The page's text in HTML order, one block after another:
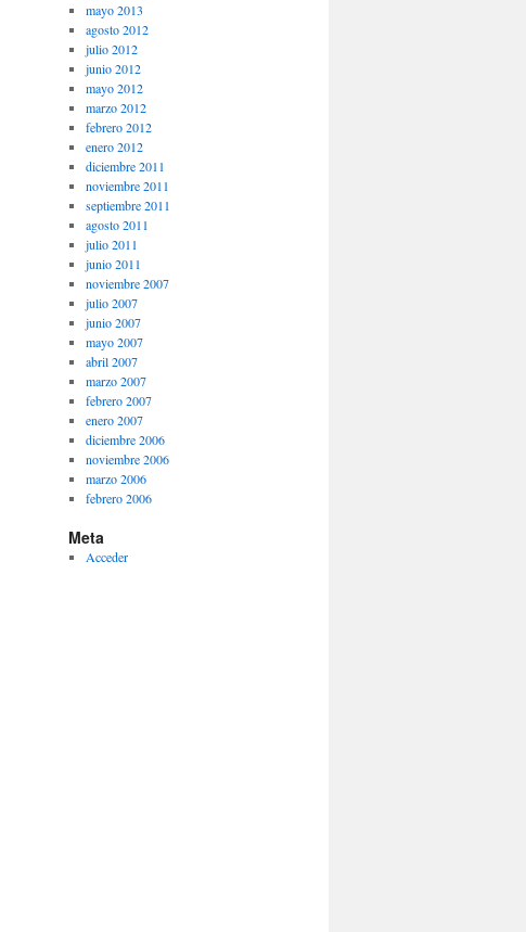
mayo 2013
agosto 2012
julio 2012
junio 2012
mayo 2012
marzo 2012
febrero 2012
enero 2012
diciembre 2011
noviembre 2011
septiembre 2011
agosto 2011
julio 2011
junio 2011
noviembre 2007
julio 2007
junio 2007
mayo 2007
abril 2007
marzo 2007
febrero 2007
enero 2007
diciembre 2006
noviembre 2006
marzo 2006
febrero 2006
Meta
Acceder